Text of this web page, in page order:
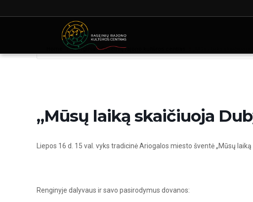
Renginiai - Raseinių rajono kultūros centras
„Mūsų laiką skaičiuoja
Liepos 16 d. 15 val. vyks tradicinė Ariogalos miesto šventė „Mūsų
Renginyje dalyvaus ir savo pasirodymus dovanos: